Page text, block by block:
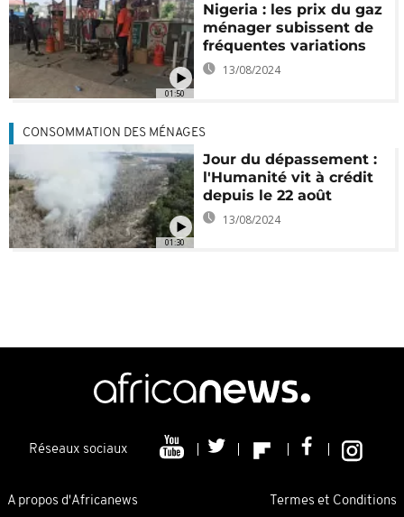
01:50
Nigeria : les prix du gaz
ménager subissent de
fréquentes variations
13/08/2024
01:30
CONSOMMATION DES MÉNAGES
Jour du dépassement :
l'Humanité vit à crédit
depuis le 22 août
13/08/2024
Réseaux sociaux
A propos d'Africanews Termes et Conditions